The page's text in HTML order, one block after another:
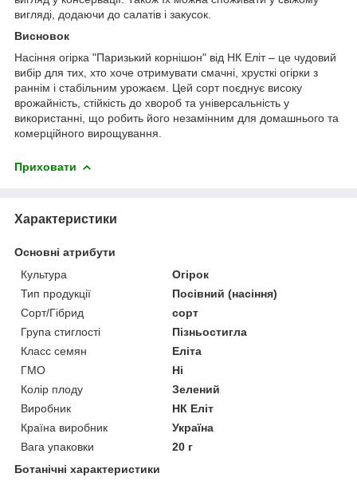
вигляді, додаючи до салатів і закусок.
Висновок
Насіння огірка "Паризький корнішон" від НК Еліт – це чудовий
вибір для тих, хто хоче отримувати смачні, хрусткі огірки з
раннім і стабільним урожаєм. Цей сорт поєднує високу
врожайність, стійкість до хвороб та універсальність у
використанні, що робить його незамінним для домашнього та
комерційного вирощування.
Приховати
Характеристики
Основні атрибути
Культура
Огірок
Тип продукції
Посівний (насіння)
Сорт/Гібрид
сорт
Група стиглості
Пізньостигла
Класс семян
Еліта
ГМО
Ні
Колір плоду
Зелений
Виробник
НК Еліт
Країна виробник
Україна
Вага упаковки
20 г
Ботанічні характеристики